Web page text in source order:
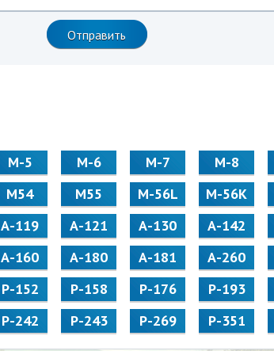
М-5 М-6 М-7 М-8
М54 М55 M-56L M-56K
А-119 А-121 А-130 А-142
А-160 А-180 А-181 А-260
Р-152 Р-158 Р-176 Р-193
Р-242 Р-243 Р-269 Р-351